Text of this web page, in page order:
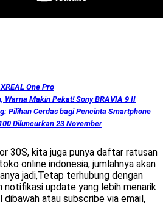
One Pro
Warna Makin Pekat! Sony BRAVIA 9 II
Pilihan Cerdas bagi Pencinta Smartphone
Diluncurkan 23 November
30S, kita juga punya daftar ratusan
online indonesia, jumlahnya akan
jadi,Tetap terhubung dengan
notifikasi update yang lebih menarik
dibawah atau subscribe via email,